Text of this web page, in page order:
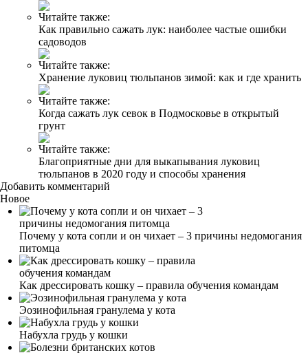
Читайте также:
Как правильно сажать лук: наиболее частые ошибки
садоводов
Читайте также:
Хранение луковиц тюльпанов зимой: как и где хранить
Читайте также:
Когда сажать лук севок в Подмосковье в открытый
грунт
Читайте также:
Благоприятные дни для выкапывания луковиц
тюльпанов в 2020 году и способы хранения
Добавить комментарий
Новое
Почему у кота сопли и он чихает – 3 причины недомогания
питомца
Как дрессировать кошку – правила обучения командам
Эозинофильная гранулема у кота
Набухла грудь у кошки